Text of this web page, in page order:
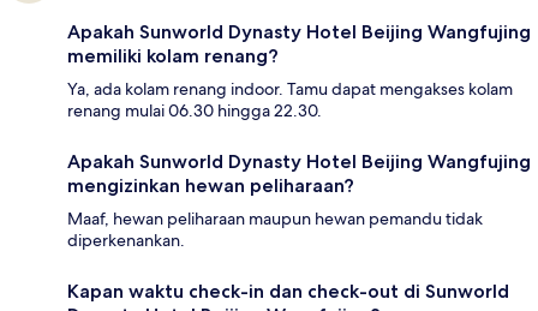
Apakah Sunworld Dynasty Hotel Beijing Wangfujing
memiliki kolam renang?
Ya, ada kolam renang indoor. Tamu dapat mengakses kolam
renang mulai 06.30 hingga 22.30.
Apakah Sunworld Dynasty Hotel Beijing Wangfujing
mengizinkan hewan peliharaan?
Maaf, hewan peliharaan maupun hewan pemandu tidak
diperkenankan.
Kapan waktu check-in dan check-out di Sunworld